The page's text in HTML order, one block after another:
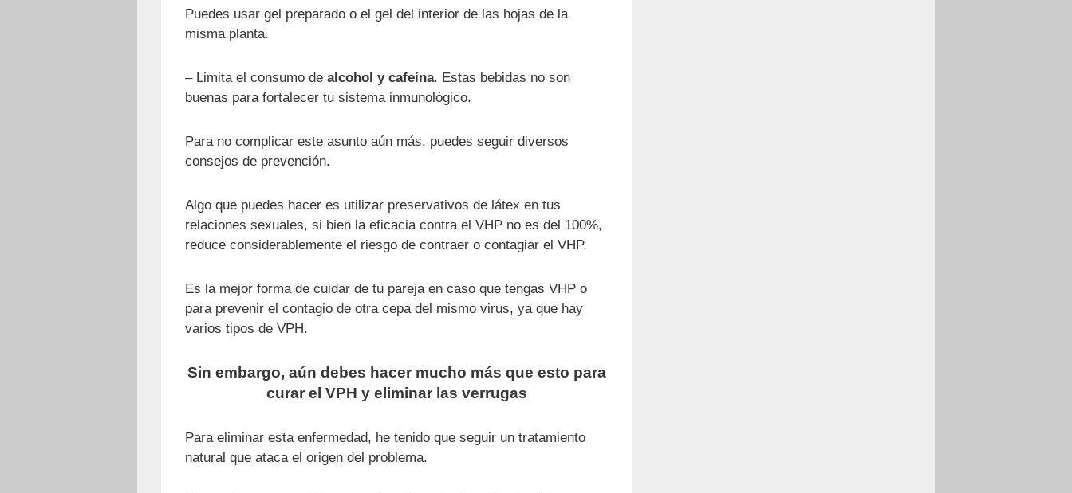
Puedes usar gel preparado o el gel del interior de las hojas de la
misma planta.
– Limita el consumo de alcohol y cafeína. Estas bebidas no son
buenas para fortalecer tu sistema inmunológico.
Para no complicar este asunto aún más, puedes seguir diversos
consejos de prevención.
Algo que puedes hacer es utilizar preservativos de látex en tus
relaciones sexuales, si bien la eficacia contra el VHP no es del 100%,
reduce considerablemente el riesgo de contraer o contagiar el VHP.
Es la mejor forma de cuidar de tu pareja en caso que tengas VHP o
para prevenir el contagio de otra cepa del mismo virus, ya que hay
varios tipos de VPH.
Sin embargo, aún debes hacer mucho más que esto para
curar el VPH y eliminar las verrugas
Para eliminar esta enfermedad, he tenido que seguir un tratamiento
natural que ataca el origen del problema.